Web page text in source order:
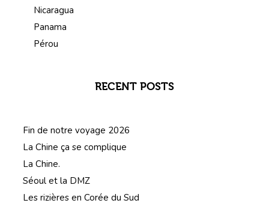
Nicaragua
Panama
Pérou
RECENT POSTS
Fin de notre voyage 2026
La Chine ça se complique
La Chine.
Séoul et la DMZ
Les rizières en Corée du Sud